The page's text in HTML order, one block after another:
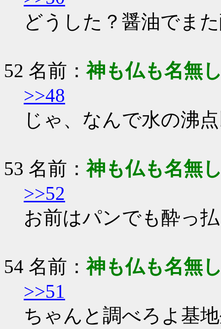
どうした？醤油でま
52 名前：神も仏も名無
>>48
じゃ、なんで水の沸
53 名前：神も仏も名無
>>52
お前はパンでも酔っ
54 名前：神も仏も名無
>>51
ちゃんと調べろよ基